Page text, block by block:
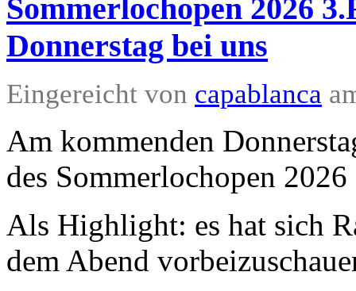
Sommerlochopen 2026
Donnerstag bei uns
Eingereicht von capablanca
Am kommenden
des Sommerlochopen
Als Highlight: es hat sich
dem Abend